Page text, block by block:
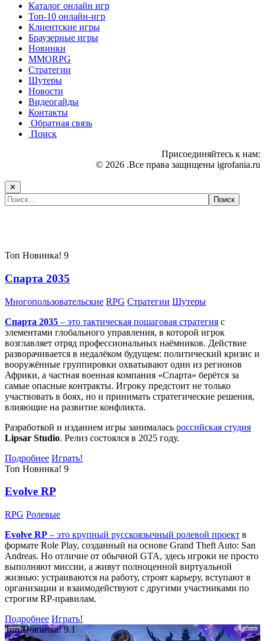
Каталог онлайн игр
Топ-10 онлайн-игр
Клиентские игры
Браузерные игры
Новинки
MMORPG
Стратегии
Шутеры
Новости
Видеогайды
Контакты
Обратная связь
Поиск
Присоединяйтесь к нам:
© 2026 .Все права защищены igrofania.ru
✕
Топ Новинка! 9
Спарта 2035
Многопользовательские RPG Стратегии Шутеры
Спарта 2035 – это тактическая пошаговая стратегия с
элементами глобального управления, в которой игрок
возглавляет отряд профессиональных наёмников. Действие
разворачивается в недалёком будущем: политический кризис и
вооружённые группировки охватывают один из регионов
Африки, а частная военная компания «Спарта» берётся за
самые опасные контракты. Игроку предстоит не только
участвовать в боях, но и принимать стратегические решения,
влияющие на развитие конфликта.
Разработкой и изданием игры занималась российская студия
Lipsar Studio. Релиз состоялся в 2025 году.
Подробнее Играть!
Топ Новинка! 9
Evolve RP
RPG Ролевые
Evolve RP – это крупный русскоязычный ролевой проект в
формате Role Play, созданный на основе Grand Theft Auto: San
Andreas. Но отличие от обычной GTA, здесь игроки не просто
выполняют миссии, а живут полноценной виртуальной
жизнью: устраиваются на работу, строят карьеру, вступают в
организации и взаимодействуют с другими участниками по
строгим RP-правилам.
Подробнее Играть!
Топ Новинка! 9.1